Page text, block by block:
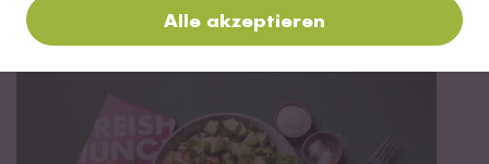
Cremige Pilz-Spinat Fusilli
Alle akzeptieren